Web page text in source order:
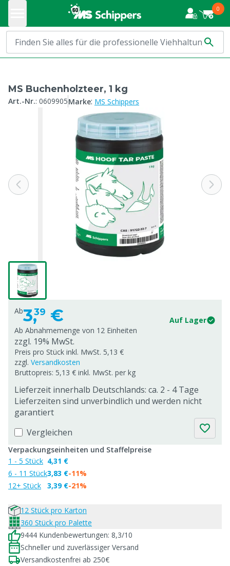
0
MS Buchenholzteer, 1 kg
Art.-Nr.: 0609905Marke: MS Schippers
Ab3,39 €
Auf Lager
Ab Abnahmemenge von 12 Einheiten
zzgl. 19% MwSt.
Preis pro Stück inkl. MwSt. 5,13 €
zzgl. Versandkosten
Bruttopreis: 5,13 € inkl. MwSt. per kg
Lieferzeit innerhalb Deutschlands: ca. 2 - 4 Tage
Lieferzeiten sind unverbindlich und werden nicht
garantiert
Vergleichen
Verpackungseinheiten und Staffelpreise
1 - 5 Stück
6 - 11 Stück
12+ Stück
4,31 €
3,83 €
3,39 €
-11%
-21%
12 Stück pro Karton
360 Stück pro Palette
9444 Kundenbewertungen: 8,3/10
Schneller und zuverlässiger Versand
Versandkostenfrei ab 250€